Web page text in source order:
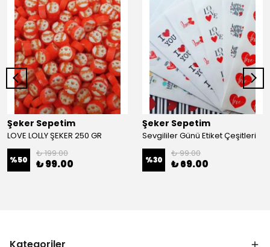
Şeker Sepetim
LOVE LOLLY ŞEKER 250 GR
%50
₺ 199.00
₺ 99.00
Şeker Sepetim
Sevgililer Günü Etiket Çeşitleri
%30
₺ 99.00
₺ 69.00